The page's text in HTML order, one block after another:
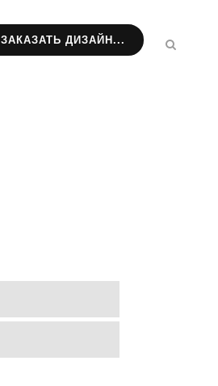
ЗАКАЗАТЬ ДИЗАЙН...